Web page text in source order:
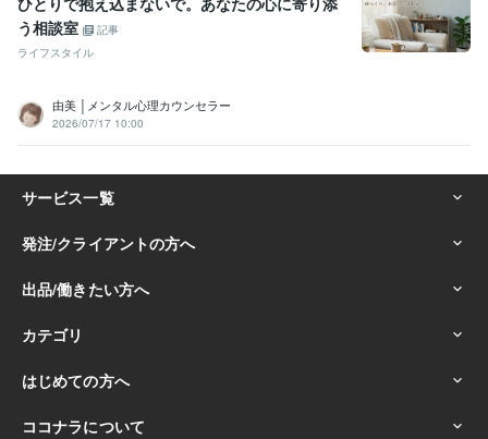
う相談室
記事
ライフスタイル
由美 │メンタル心理カウンセラー
2026/07/17 10:00